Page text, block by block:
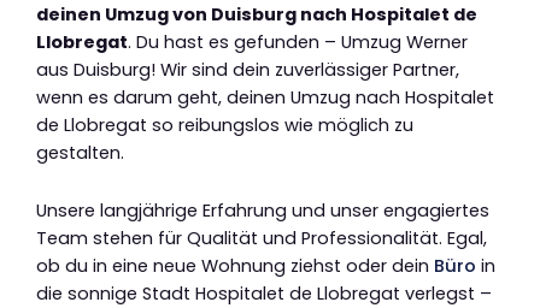
deinen Umzug von Duisburg nach Hospitalet de
Llobregat. Du hast es gefunden – Umzug Werner
aus Duisburg! Wir sind dein zuverlässiger Partner,
wenn es darum geht, deinen Umzug nach Hospitalet
de Llobregat so reibungslos wie möglich zu
gestalten.
Unsere langjährige Erfahrung und unser engagiertes
Team stehen für Qualität und Professionalität. Egal,
ob du in eine neue Wohnung ziehst oder dein Büro in
die sonnige Stadt Hospitalet de Llobregat verlegst –